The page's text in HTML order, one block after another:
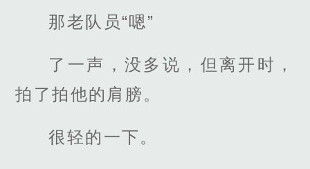
那老队员“嗯”
了一声，没多说，但离开时，
拍了拍他的肩膀。
很轻的一下。